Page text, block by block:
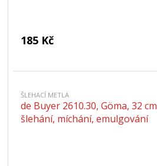
185 Kč
ŠLEHACÍ METLA
de Buyer 2610.30, Göma, 32
šlehání, míchání, emulgování